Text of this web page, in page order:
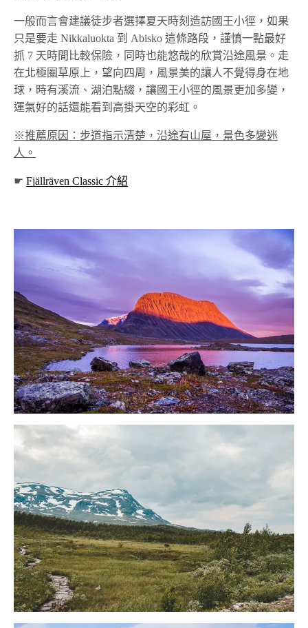
一般而言會建議徒步者選擇夏天時刻造訪國王小徑，如果
只是要走 Nikkaluokta 到 Abisko 這條路段，謹慎一點最好
抓 7 天時間比較保險，同時也能悠哉的欣賞沿途風景。走
在北極圈草原上，望向四周，風景美的讓人不覺得身在地
球，時有溪流、湖泊點綴，讓國王小徑的風景更加多變，
運氣好的話還能看到高掛天空的彩虹。
※推薦原因：步道指示清楚，沿途有山屋，景色多變迷
人。
☛Fjällräven Classic 介紹